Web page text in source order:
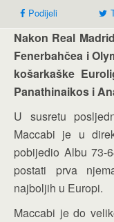
Podijeli
Nakon Real
Fenerbahčea i
košarkaške
Panathinaikos i
U susretu
Maccabi je u
pobijedio Albu 73-
postati prva
najboljih u Europi.
Maccabi je do